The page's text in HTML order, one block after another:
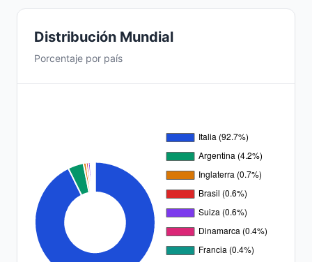
Distribución Mundial
Porcentaje por país